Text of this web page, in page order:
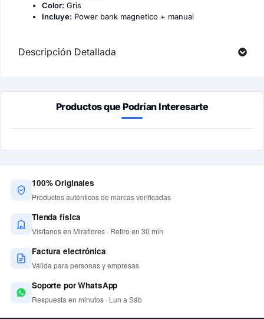
Color: Gris
Incluye: Power bank magnetico + manual
Descripción Detallada
Productos que Podrían Interesarte
100% Originales
Productos auténticos de marcas verificadas
Tienda física
Visítanos en Miraflores · Retiro en 30 min
Factura electrónica
Válida para personas y empresas
Soporte por WhatsApp
Respuesta en minutos · Lun a Sáb